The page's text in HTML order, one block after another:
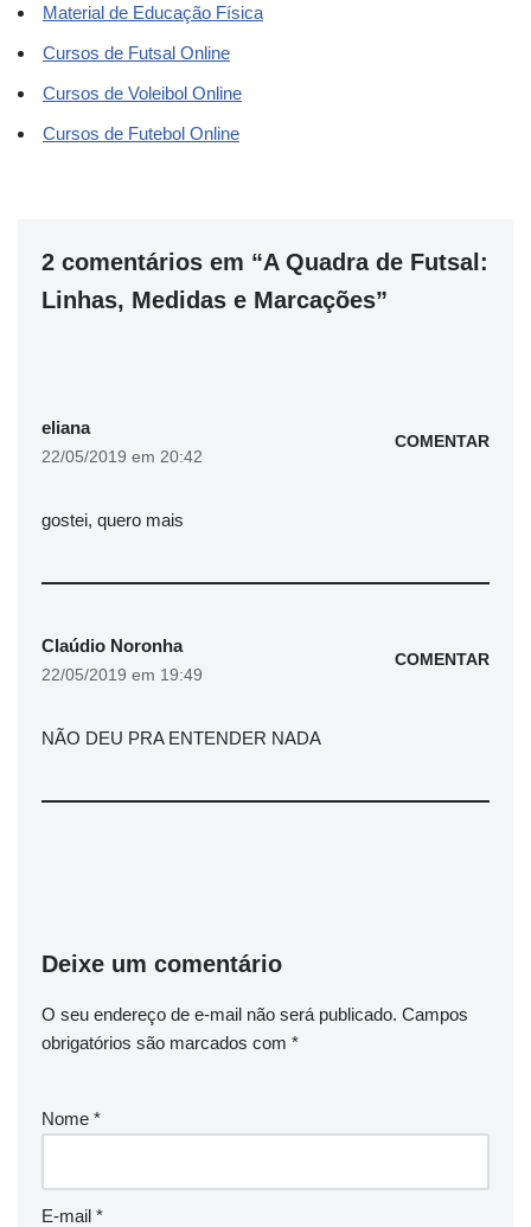
Material de Educação Física
Cursos de Futsal Online
Cursos de Voleibol Online
Cursos de Futebol Online
2 comentários em “A Quadra de Futsal:
Linhas, Medidas e Marcações”
eliana
22/05/2019 em 20:42
COMENTAR
gostei, quero mais
Claúdio Noronha
22/05/2019 em 19:49
COMENTAR
NÃO DEU PRA ENTENDER NADA
Deixe um comentário
O seu endereço de e-mail não será publicado. Campos
obrigatórios são marcados com *
Nome *
E-mail *